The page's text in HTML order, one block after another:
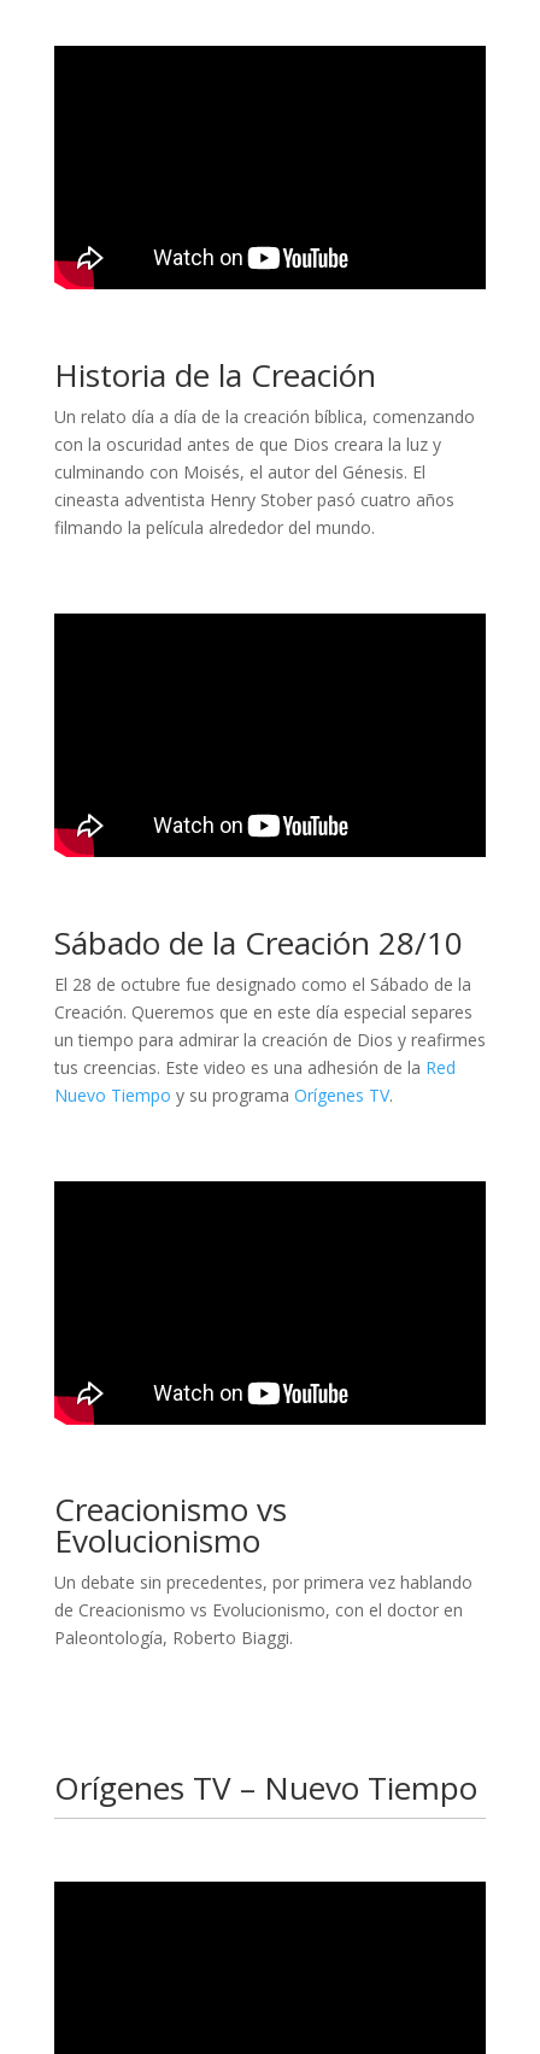
Historia de la Creación
Un relato día a día de la creación bíblica, comenzando
con la oscuridad antes de que Dios creara la luz y
culminando con Moisés, el autor del Génesis. El
cineasta adventista Henry Stober pasó cuatro años
filmando la película alrededor del mundo.
Sábado de la Creación 28/10
El 28 de octubre fue designado como el Sábado de la
Creación. Queremos que en este día especial separes
un tiempo para admirar la creación de Dios y reafirmes
tus creencias. Este video es una adhesión de la Red
Nuevo Tiempo y su programa Orígenes TV.
Creacionismo vs
Evolucionismo
Un debate sin precedentes, por primera vez hablando
de Creacionismo vs Evolucionismo, con el doctor en
Paleontología, Roberto Biaggi.
Orígenes TV – Nuevo Tiempo